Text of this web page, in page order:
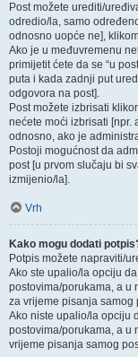
Post možete urediti/
odredio/la, samo
odnosno uopće ne],
Ako je u međuvremenu
primijetit ćete da se “u
puta i kada zadnji put
odgovora na post].
Post možete izbrisati
nećete moći izbrisati [npr.
odnosno, ako je
Postoji mogućnost da
post [u prvom slučaju bi
izmijenio/la].
Vrh
Kako mogu dodati
Potpis možete napraviti/
Ako ste upalio/la opciju
postovima/porukama, a u
za vrijeme pisanja
Ako niste upalio/la opciju
postovima/porukama, a u
vrijeme pisanja samog